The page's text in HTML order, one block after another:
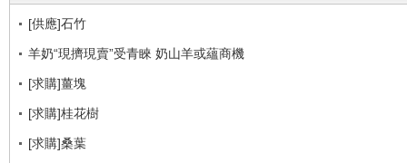
[供應]石竹
羊奶“現擠現賣”受青睞 奶山羊或蘊商機
[求購]薑塊
[求購]桂花樹
[求購]桑葉